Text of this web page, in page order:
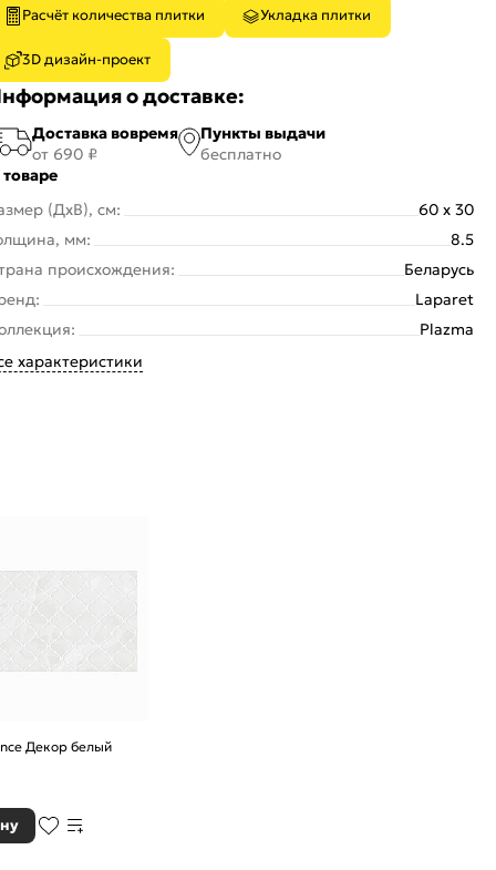
Расчёт количества плитки Укладка плитки
3D дизайн-проект
о доставке:
Доставка вовремя
от 690 ₽
Пункты выдачи
бесплатно
(ДхВ), см:
60 x 30
мм:
8.5
происхождения:
Беларусь
Laparet
Plazma
характеристики
Декор белый